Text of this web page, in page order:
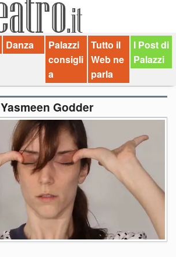
Danza
Palazzi
consigli
a
Tutto il
Web ne
parla
I Post di
Palazzi
Yasmeen Godder